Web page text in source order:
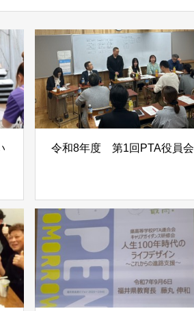
令和8年度 第1回PTA役員会